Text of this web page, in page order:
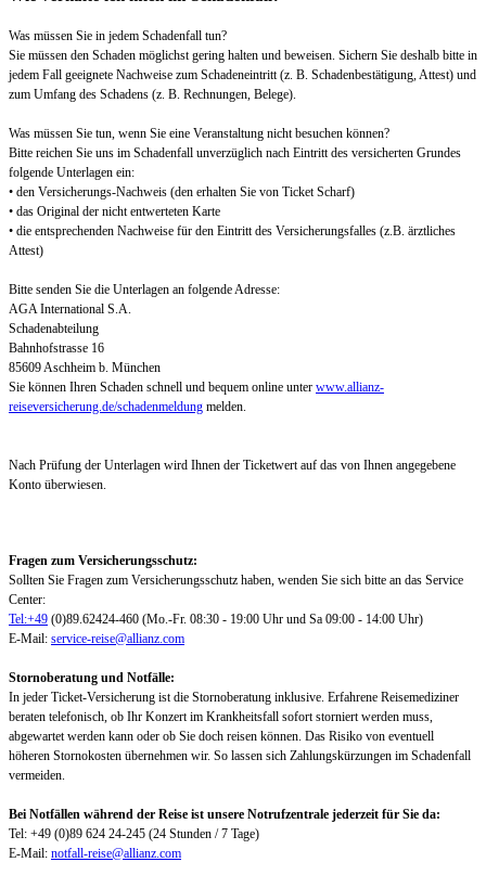
Was müssen Sie in jedem Schadenfall tun?
Sie müssen den Schaden möglichst gering halten und beweisen. Sichern Sie deshalb bitte in
jedem Fall geeignete Nachweise zum Schadeneintritt (z. B. Schadenbestätigung, Attest) und
zum Umfang des Schadens (z. B. Rechnungen, Belege).
Was müssen Sie tun, wenn Sie eine Veranstaltung nicht besuchen können?
Bitte reichen Sie uns im Schadenfall unverzüglich nach Eintritt des versicherten Grundes
folgende Unterlagen ein:
• den Versicherungs-Nachweis (den erhalten Sie von Ticket Scharf)
• das Original der nicht entwerteten Karte
• die entsprechenden Nachweise für den Eintritt des Versicherungsfalles (z.B. ärztliches
Attest)
Bitte senden Sie die Unterlagen an folgende Adresse:
AGA International S.A.
Schadenabteilung
Bahnhofstrasse 16
85609 Aschheim b. München
Sie können Ihren Schaden schnell und bequem online unter www.allianz-
reiseversicherung.de/schadenmeldung melden.
Nach Prüfung der Unterlagen wird Ihnen der Ticketwert auf das von Ihnen angegebene
Konto überwiesen.
Fragen zum Versicherungsschutz:
Sollten Sie Fragen zum Versicherungsschutz haben, wenden Sie sich bitte an das Service
Center:
Tel:+49 (0)89.62424-460 (Mo.-Fr. 08:30 - 19:00 Uhr und Sa 09:00 - 14:00 Uhr)
E-Mail: service-reise@allianz.com
Stornoberatung und Notfälle:
In jeder Ticket-Versicherung ist die Stornoberatung inklusive. Erfahrene Reisemediziner
beraten telefonisch, ob Ihr Konzert im Krankheitsfall sofort storniert werden muss,
abgewartet werden kann oder ob Sie doch reisen können. Das Risiko von eventuell
höheren Stornokosten übernehmen wir. So lassen sich Zahlungskürzungen im Schadenfall
vermeiden.
Bei Notfällen während der Reise ist unsere Notrufzentrale jederzeit für Sie da:
Tel: +49 (0)89 624 24-245 (24 Stunden / 7 Tage)
E-Mail: notfall-reise@allianz.com